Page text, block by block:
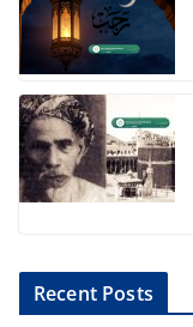
Recent Posts